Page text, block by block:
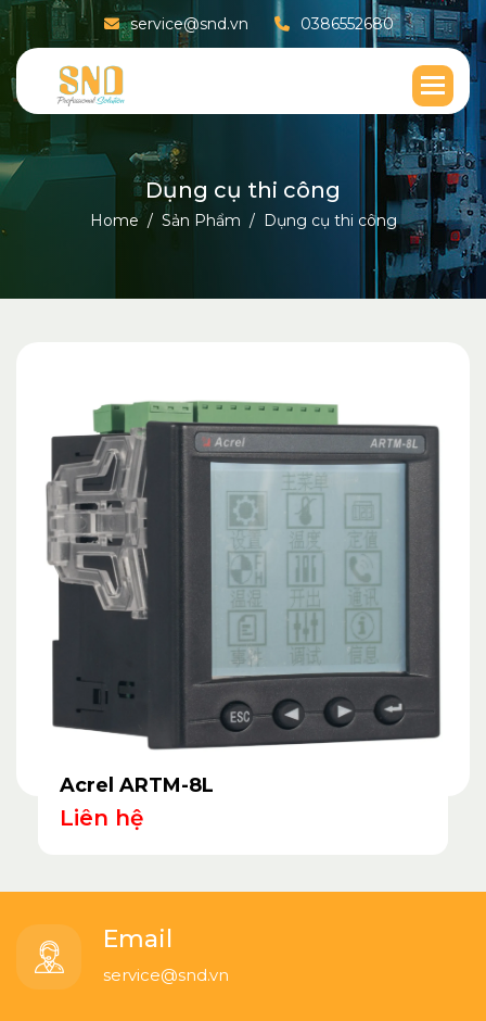
service@snd.vn 0386552680
Dụng cụ thi công
Home Sản Phẩm Dụng cụ thi công
Acrel ARTM-8L
Liên hệ
Email
service@snd.vn